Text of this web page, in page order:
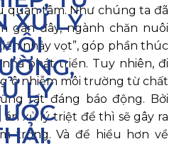
quan tâm. Như chúng ta đã
gần đây, ngành chăn nuôi
nhảy vọt”, góp phần thúc
phát triển. Tuy nhiên, đi
ô nhiễm môi trường từ chất
rất đáng báo động. Bởi
xử lý triệt để thì sẽ gây ra
trọng. Và để hiểu hơn về